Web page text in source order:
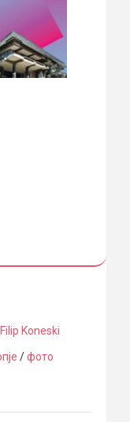
Filip Koneski
/фото